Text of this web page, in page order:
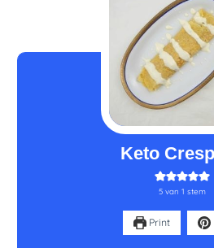
Keto
5 van 1 stem
Print
minuten
minuten